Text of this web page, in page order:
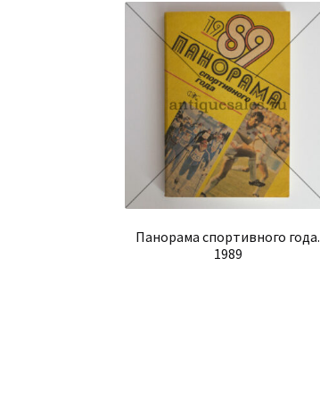
Панорама спортивного года.
1989